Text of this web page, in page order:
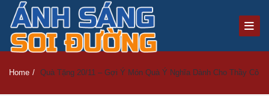
Home / Quà Tặng 20/11 – Gợi Ý Món Quà Ý Nghĩa Dành Cho Thầy Cô